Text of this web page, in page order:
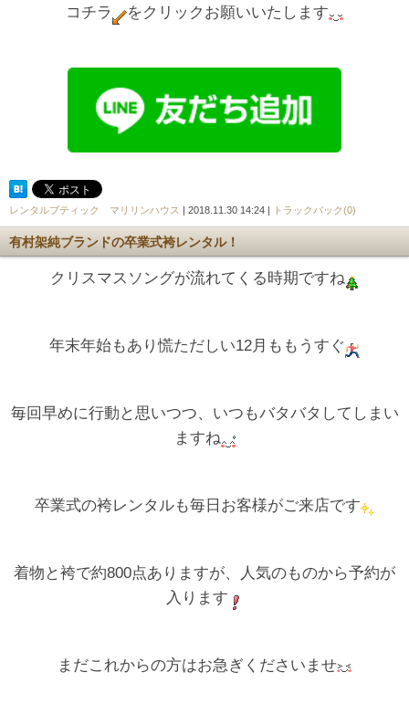
コチラ をクリックお願いいたします
レンタルブティック マリリンハウス | 2018.11.30 14:24 | トラックバック(0)
有村架純ブランドの卒業式袴レンタル！
クリスマスソングが流れてくる時期ですね
年末年始もあり慌ただしい12月ももうすぐ
毎回早めに行動と思いつつ、いつもバタバタしてしまい
ますね
卒業式の袴レンタルも毎日お客様がご来店です
着物と袴で約800点ありますが、人気のものから予約が
入ります
まだこれからの方はお急ぎくださいませ